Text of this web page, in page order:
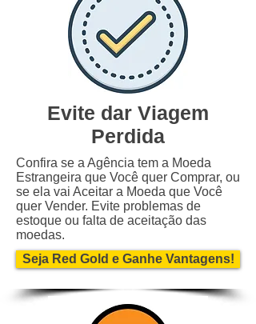
Evite dar Viagem
Perdida
Confira se a Agência tem a Moeda
Estrangeira que Você quer Comprar, ou
se ela vai Aceitar a Moeda que Você
quer Vender. Evite problemas de
estoque ou falta de aceitação das
moedas.
Seja Red Gold e Ganhe Vantagens!